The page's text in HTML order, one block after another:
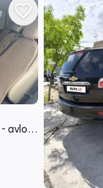
Chevrolet TrailBlazer II - avlod restyling